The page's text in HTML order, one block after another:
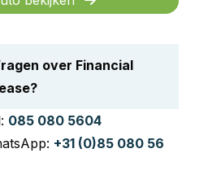
over Financial
085 080 5604
+31 (0)85 080 56